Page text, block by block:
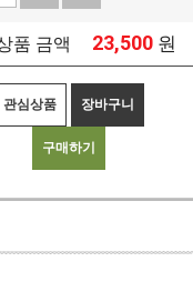
품 금액 23,500 원
관심상품 장바구니
구매하기